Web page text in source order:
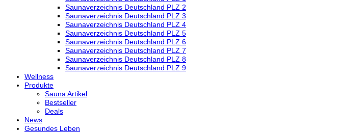
Saunaverzeichnis Deutschland PLZ 2
Saunaverzeichnis Deutschland PLZ 3
Saunaverzeichnis Deutschland PLZ 4
Saunaverzeichnis Deutschland PLZ 5
Saunaverzeichnis Deutschland PLZ 6
Saunaverzeichnis Deutschland PLZ 7
Saunaverzeichnis Deutschland PLZ 8
Saunaverzeichnis Deutschland PLZ 9
Wellness
Produkte
Sauna Artikel
Bestseller
Deals
News
Gesundes Leben